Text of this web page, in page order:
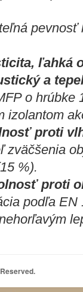
pevnosť
ľahká
a
o hrúbke
ako
proti
%).
proti
podľa EN